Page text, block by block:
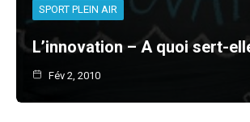
SPORT PLEIN AIR
L’innovation – A quoi sert-
Fév 2, 2010